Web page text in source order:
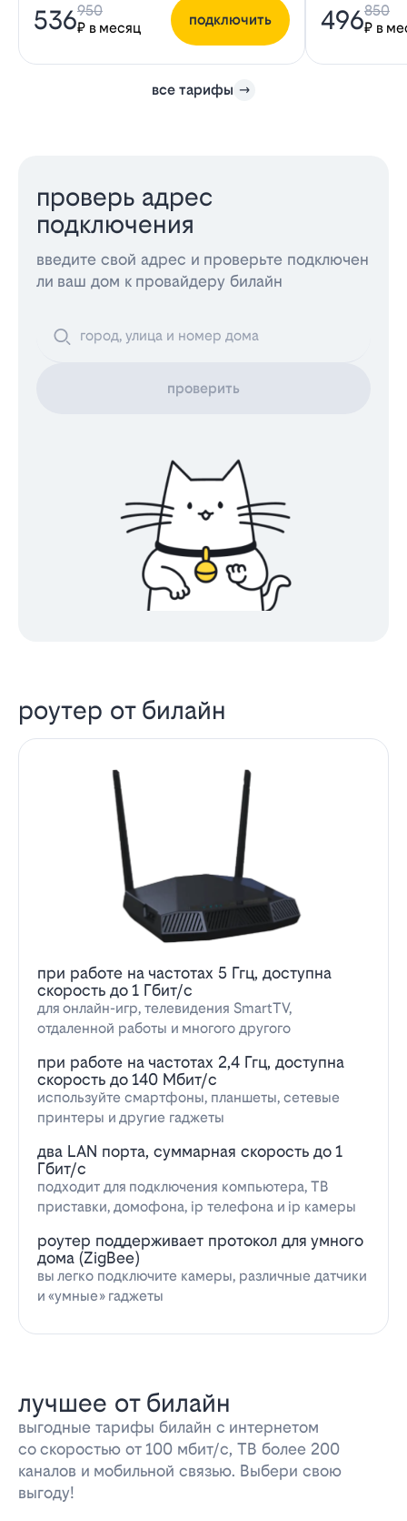
536₽ в месяц
950
подключить 496₽ в
850
все тарифы
проверь адрес
подключения
введите свой адрес и проверьте подключен
ли ваш дом к провайдеру билайн
проверить
роутер от билайн
при работе на частотах 5 Ггц, доступна
скорость до 1 Гбит/с
для онлайн-игр, телевидения SmartTV,
отдаленной работы и многого другого
при работе на частотах 2,4 Ггц, доступна
скорость до 140 Мбит/с
используйте смартфоны, планшеты, сетевые
принтеры и другие гаджеты
два LAN порта, суммарная скорость до 1
Гбит/с
подходит для подключения компьютера, ТВ
приставки, домофона, ip телефона и ip камеры
роутер поддерживает протокол для умного
дома (ZigBee)
вы легко подключите камеры, различные датчики
и «умные» гаджеты
лучшее от билайн
выгодные тарифы билайн с интернетом
со скоростью от 100 мбит/с, ТВ более 200
каналов и мобильной связью. Выбери свою
выгоду!